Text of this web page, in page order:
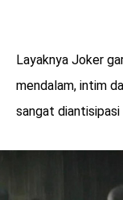
Layaknya Joker
mendalam, intim
sangat diantisipasi